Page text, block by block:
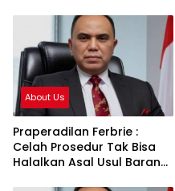
Penempatan Prosedural
About Us
Praperadilan Ferbrie :
Celah Prosedur Tak Bisa
Halalkan Asal Usul Barang